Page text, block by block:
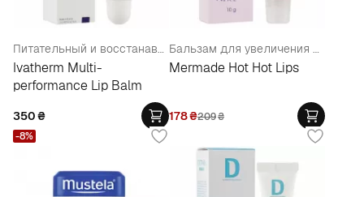
Питательный и восстанавливающий бальзам для губ
Ivatherm Multi-
performance Lip Balm
350₴
Бальзам для увеличения объема губ
Mermade Hot Hot Lips
178₴209₴
-8%